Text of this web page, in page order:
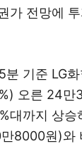
가 전망에
분 기준 LG
오른 24만
대까지 상승
8000원)와